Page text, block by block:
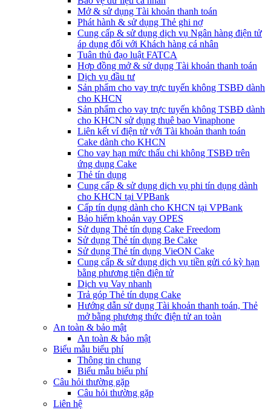
Mở & sử dụng Tài khoản thanh toán
Phát hành & sử dụng Thẻ ghi nợ
Cung cấp & sử dụng dịch vụ Ngân hàng điện tử
áp dụng đối với Khách hàng cá nhân
Tuân thủ đạo luật FATCA
Hợp đồng mở & sử dụng Tài khoản thanh toán
Dịch vụ đầu tư
Sản phẩm cho vay trực tuyến không TSBĐ dành
cho KHCN
Sản phẩm cho vay trực tuyến không TSBĐ dành
cho KHCN sử dụng thuê bao Vinaphone
Liên kết ví điện tử với Tài khoản thanh toán
Cake dành cho KHCN
Cho vay hạn mức thấu chi không TSBĐ trên
ứng dụng Cake
Thẻ tín dụng
Cung cấp & sử dụng dịch vụ phi tín dụng dành
cho KHCN tại VPBank
Cấp tín dụng dành cho KHCN tại VPBank
Bảo hiểm khoản vay OPES
Sử dụng Thẻ tín dụng Cake Freedom
Sử dụng Thẻ tín dụng Be Cake
Sử dụng Thẻ tín dụng VieON Cake
Cung cấp & sử dụng dịch vụ tiền gửi có kỳ hạn
bằng phương tiện điện tử
Dịch vụ Vay nhanh
Trả góp Thẻ tín dụng Cake
Hướng dẫn sử dụng Tài khoản thanh toán, Thẻ
mở bằng phương thức điện tử an toàn
An toàn & bảo mật
An toàn & bảo mật
Biểu mẫu biểu phí
Thông tin chung
Biểu mẫu biểu phí
Câu hỏi thường gặp
Câu hỏi thường gặp
Liên hệ